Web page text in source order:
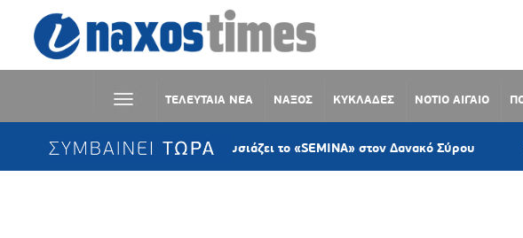
ΤΕΛΕΥΤΑΙΑ ΝΕΑ ΝΑΞΟΣ ΚΥΚΛΑΔΕΣ ΝΟΤΙΟ ΑΙΓΑΙΟ
ΣΥΜΒΑΙΝΕΙ ΤΩΡΑ
Η KYKLart παρουσιάζει το «SEMINA» στον Δανακό Σύρου 7 ώρες πριν